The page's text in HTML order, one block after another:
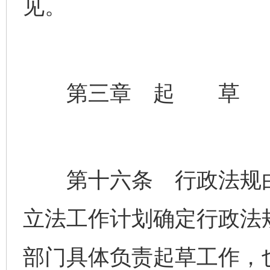
见。
第三章 起 草
第十六条 行政法规由
立法工作计划确定行政
部门具体负责起草工作